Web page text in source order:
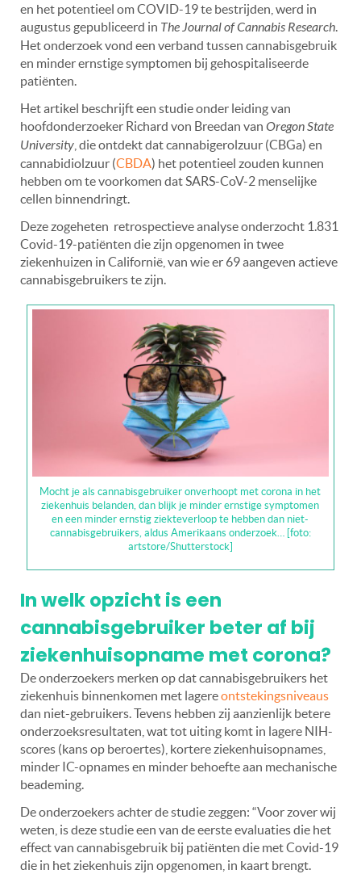
en het potentieel om COVID-19 te bestrijden, werd in
augustus gepubliceerd in The Journal of Cannabis Research.
Het onderzoek vond een verband tussen cannabisgebruik
en minder ernstige symptomen bij gehospitaliseerde
patiënten.
Het artikel beschrijft een studie onder leiding van
hoofdonderzoeker Richard von Breedan van Oregon State
University , die ontdekt dat cannabigerolzuur (CBGa) en
cannabidiolzuur (CBDA) het potentieel zouden kunnen
hebben om te voorkomen dat SARS-CoV-2 menselijke
cellen binnendringt.
Deze zogeheten retrospectieve analyse onderzocht 1.831
Covid-19-patiënten die zijn opgenomen in twee
ziekenhuizen in Californië, van wie er 69 aangeven actieve
cannabisgebruikers te zijn.
Mocht je als cannabisgebruiker onverhoopt met corona in het
ziekenhuis belanden, dan blijk je minder ernstige symptomen
en een minder ernstig ziekteverloop te hebben dan niet-
cannabisgebruikers, aldus Amerikaans onderzoek… [foto:
artstore/Shutterstock]
In welk opzicht is een
cannabisgebruiker beter af bij
ziekenhuisopname met corona?
De onderzoekers merken op dat cannabisgebruikers het
ziekenhuis binnenkomen met lagereontstekingsniveaus
dan niet-gebruikers. Tevens hebben zij aanzienlijk betere
onderzoeksresultaten, wat tot uiting komt in lagere NIH-
scores (kans op beroertes), kortere ziekenhuisopnames,
minder IC-opnames en minder behoefte aan mechanische
beademing.
De onderzoekers achter de studie zeggen: “Voor zover wij
weten, is deze studie een van de eerste evaluaties die het
effect van cannabisgebruik bij patiënten die met Covid-19
die in het ziekenhuis zijn opgenomen, in kaart brengt.